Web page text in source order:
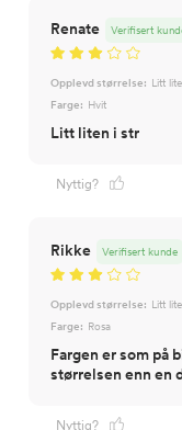
Renate Verifisert
Opplevd størrelse: Litt
Farge: Hvit
Litt liten i str
Nyttig?
Rikke Verifisert kunde
Opplevd størrelse: Litt
Farge: Rosa
Fargen er som på
størrelsen enn en
Nyttig?